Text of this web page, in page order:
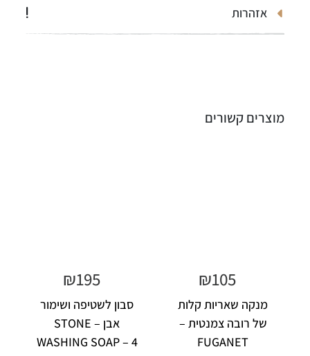
אזהרות
מוצרים קשורים
מנקה שאריות קלות
של רובה צמנטית –
FUGANET
₪105
סבון לשטיפה ושימור
אבן – STONE
WASHING SOAP – 4
₪195